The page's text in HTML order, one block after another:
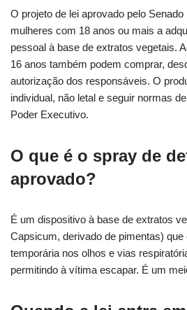
O projeto de lei aprovado pelo
mulheres com 18 anos ou mais a
pessoal à base de extratos vegetais.
16 anos também podem comprar,
autorização dos responsáveis. O
individual, não letal e seguir normas
Poder Executivo.
O que é o spray de
aprovado?
É um dispositivo à base de extratos
Capsicum, derivado de pimentas)
temporária nos olhos e vias
permitindo à vítima escapar. É um